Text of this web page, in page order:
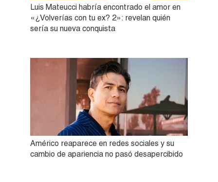
Luis Mateucci habría encontrado el amor en
«¿Volverías con tu ex? 2»: revelan quién
sería su nueva conquista
Américo reaparece en redes sociales y su
cambio de apariencia no pasó desapercibido